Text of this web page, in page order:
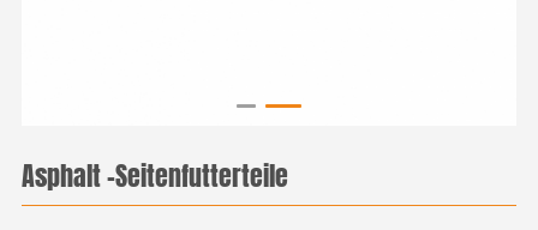
Asphalt -Seitenfutterteile